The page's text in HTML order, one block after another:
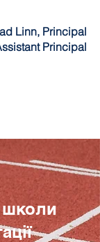
Linn, Principal
Principal